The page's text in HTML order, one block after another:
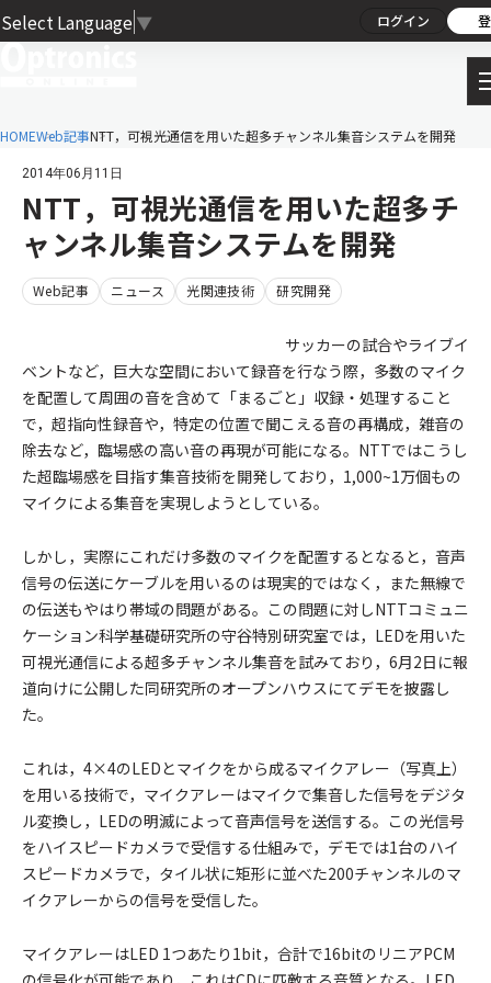
Select Language ▼ ログイン
HOMEWeb記事NTT，可視光通信を用いた超多チャンネル集音システムを開発
2014年06月11日
NTT，可視光通信を用いた超多チ
ャンネル集音システムを開発
Web記事 ニュース 光関連技術 研究開発
サッカーの試合やライブイ
ベントなど，巨大な空間において録音を行なう際，多数のマイク
を配置して周囲の音を含めて「まるごと」収録・処理すること
で，超指向性録音や，特定の位置で聞こえる音の再構成，雑音の
除去など，臨場感の高い音の再現が可能になる。NTTではこうし
た超臨場感を目指す集音技術を開発しており，1,000~1万個もの
マイクによる集音を実現しようとしている。
しかし，実際にこれだけ多数のマイクを配置するとなると，音声
信号の伝送にケーブルを用いるのは現実的ではなく，また無線で
の伝送もやはり帯域の問題がある。この問題に対しNTTコミュニ
ケーション科学基礎研究所の守谷特別研究室では，LEDを用いた
可視光通信による超多チャンネル集音を試みており，6月2日に報
道向けに公開した同研究所のオープンハウスにてデモを披露し
た。
これは，4×4のLEDとマイクをから成るマイクアレー（写真上）
を用いる技術で，マイクアレーはマイクで集音した信号をデジタ
ル変換し，LEDの明滅によって音声信号を送信する。この光信号
をハイスピードカメラで受信する仕組みで，デモでは1台のハイ
スピードカメラで，タイル状に矩形に並べた200チャンネルのマ
イクアレーからの信号を受信した。
マイクアレーはLED 1つあたり1bit，合計で16bitのリニアPCM